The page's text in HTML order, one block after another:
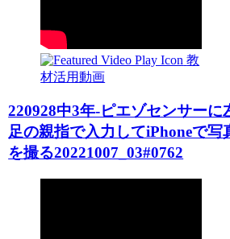
教
材活用動画
220928中3年-ピエゾセンサーに
足の親指で入力してiPhoneで写
を撮る20221007_03#0762